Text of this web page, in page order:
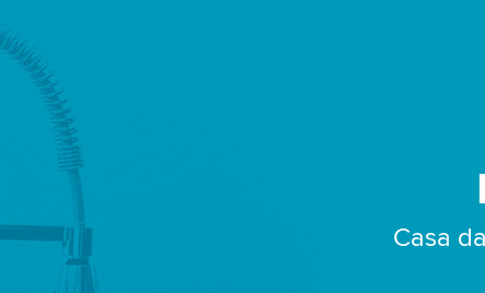
Casa